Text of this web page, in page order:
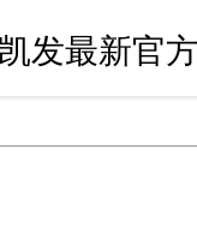
发最新官